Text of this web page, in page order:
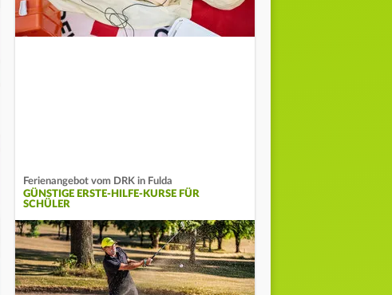
Ferienangebot vom DRK in Fulda
GÜNSTIGE ERSTE-HILFE-KURSE FÜR
SCHÜLER